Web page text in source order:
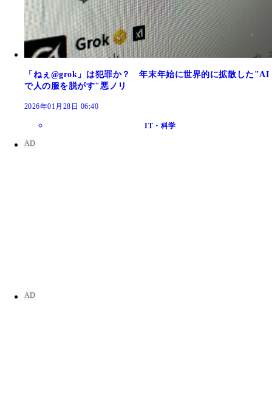
「ねぇ@grok」は犯罪か？ 年末年始に世界的に拡散した"AI
で人の服を脱がす"悪ノリ
2026年01月28日 06:40
IT・科学